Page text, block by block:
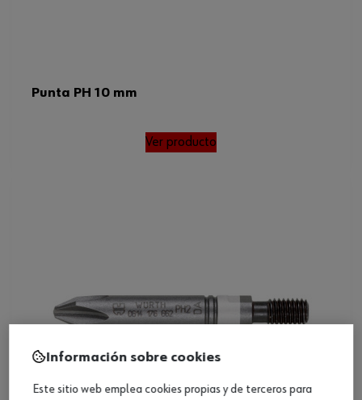
Punta PH 10 mm
Ver producto
Información sobre cookies
Este sitio web emplea cookies propias y de terceros para